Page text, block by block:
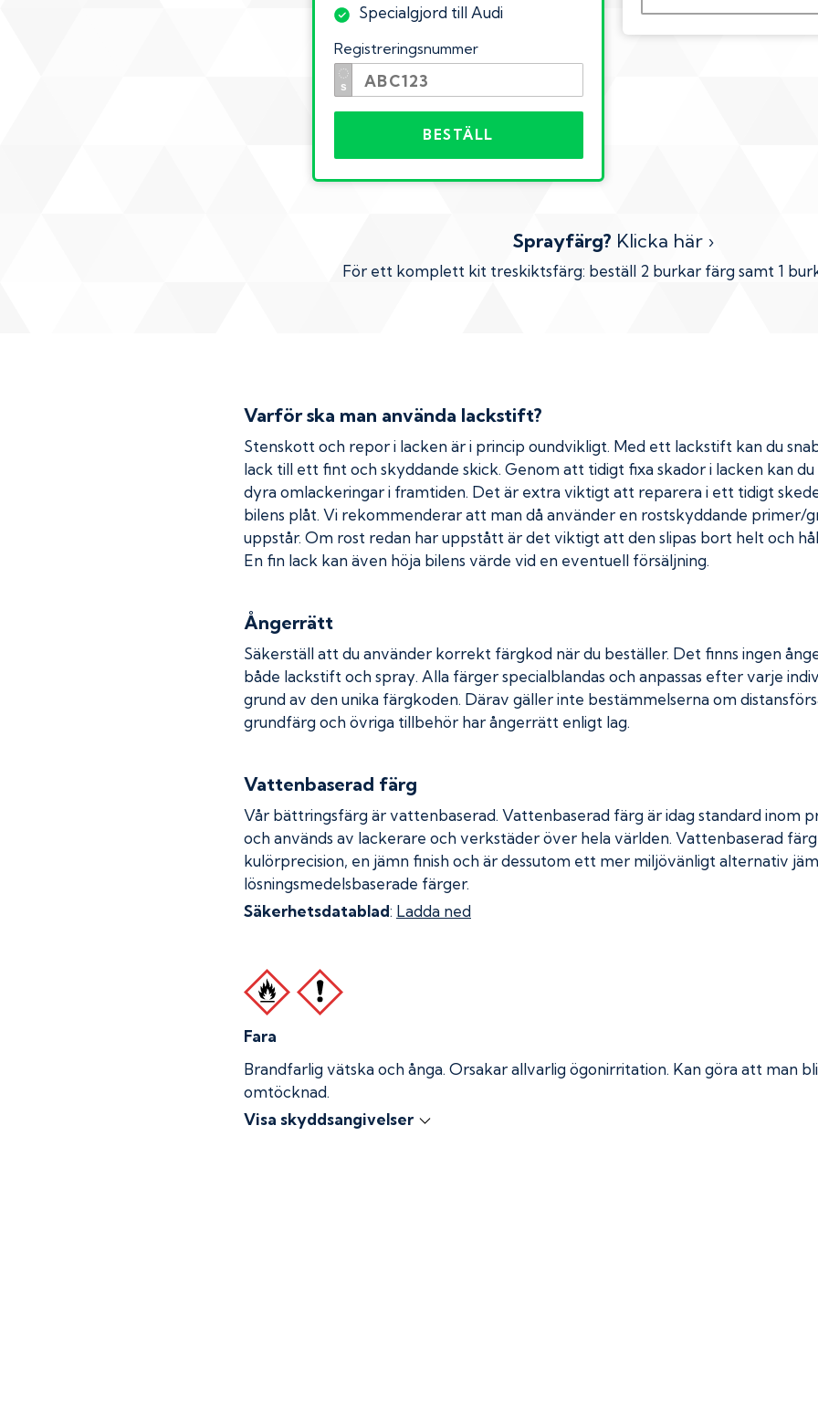
Specialgjord till Audi
Registreringsnummer
BESTÄLL
Sprayfärg? Klicka här ›
För ett komplett kit treskiktsfärg: beställ 2 burkar färg samt 1
Varför ska man använda lackstift?
Stenskott och repor i lacken är i princip oundvikligt. Med ett lackstift kan du
lack till ett fint och skyddande skick. Genom att tidigt fixa skador i lacken kan
dyra omlackeringar i framtiden. Det är extra viktigt att reparera i ett tidigt
bilens plåt. Vi rekommenderar att man då använder en rostskyddande primer/
uppstår. Om rost redan har uppstått är det viktigt att den slipas bort helt och
En fin lack kan även höja bilens värde vid en eventuell försäljning.
Ångerrätt
Säkerställ att du använder korrekt färgkod när du beställer. Det finns ingen
både lackstift och spray. Alla färger specialblandas och anpassas efter varje
grund av den unika färgkoden. Därav gäller inte bestämmelserna om
grundfärg och övriga tillbehör har ångerrätt enligt lag.
Vattenbaserad färg
Vår bättringsfärg är vattenbaserad. Vattenbaserad färg är idag standard inom
och används av lackerare och verkstäder över hela världen. Vattenbaserad
kulörprecision, en jämn finish och är dessutom ett mer miljövänligt alternativ
lösningsmedelsbaserade färger.
Säkerhetsdatablad: Ladda ned
Fara
Brandfarlig vätska och ånga. Orsakar allvarlig ögonirritation. Kan göra att man
omtöcknad.
Visa skyddsangivelser